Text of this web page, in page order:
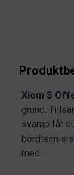
Xiom S
grund.
svamp får
med.